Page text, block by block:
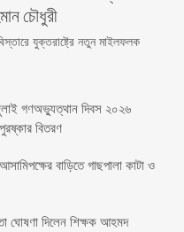
চৌধুরী
যুক্তরাষ্ট্রে নতুন মাইলফলক
জুলাই গণঅভ্যুত্থান দিবস ২০২৬
বিতরণ
বাড়িতে গাছপালা কাটা ও
ঘোষণা দিলেন শিক্ষক আহমদ